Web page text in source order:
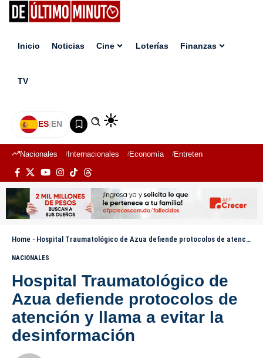
Inicio Noticias Cine Loterías Finanzas
TV
ES|EN
Nacionales Internacionales Economía Entretenimiento
Home - Hospital Traumatológico de Azua defiende protocolos de atención y llama a evitar la desinformación
NACIONALES
Hospital Traumatológico de
Azua defiende protocolos de
atención y llama a evitar la
desinformación